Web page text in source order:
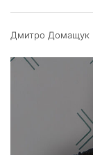
Дмитро Домащук